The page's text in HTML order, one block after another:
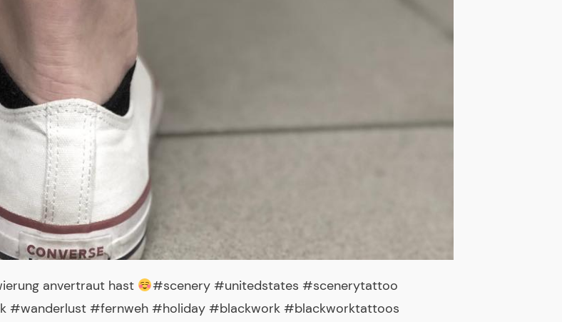
anvertraut hast
#scenery #unitedstates #scenerytattoo
#wanderlust #fernweh #holiday #blackwork #blackworktattoos